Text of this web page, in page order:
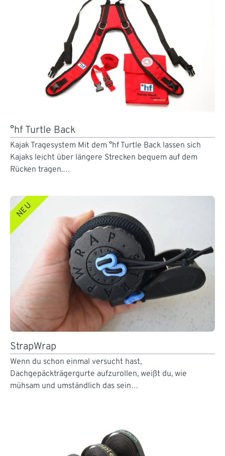
°hf Turtle Back
Kajak Tragesystem Mit dem °hf Turtle Back lassen sich
Kajaks leicht über längere Strecken bequem auf dem
Rücken tragen.…
NEU
StrapWrap
Wenn du schon einmal versucht hast,
Dachgepäckträgergurte aufzurollen, weißt du, wie
mühsam und umständlich das sein…